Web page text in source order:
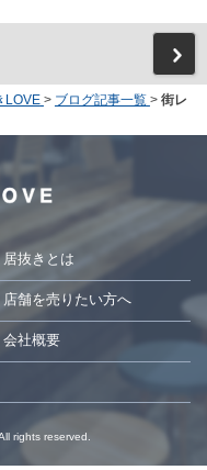
LOVE > ブログ記事一覧 > 街レ
居抜きとは
店舗を売りたい方へ
会社概要
rights reserved.